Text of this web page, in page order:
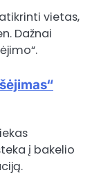
vietas,
Dažnai
į bakelio